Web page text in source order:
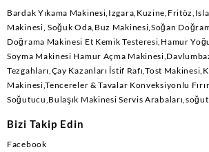
Bardak Yıkama
Makinesi, Soğuk Oda,Buz Makinesi,Soğan
Doğrama Makinesi Et Kemik Testeresi,Hamur
Soyma Makinesi Hamur Açma
Tezgahları,Çay Kazanları İstif Rafı,Tost
Makinesi,Tencereler & Tavalar Konveksiyonlu
Soğutucu,Bulaşık Makinesi Servis
Bizi Takip Edin
Facebook